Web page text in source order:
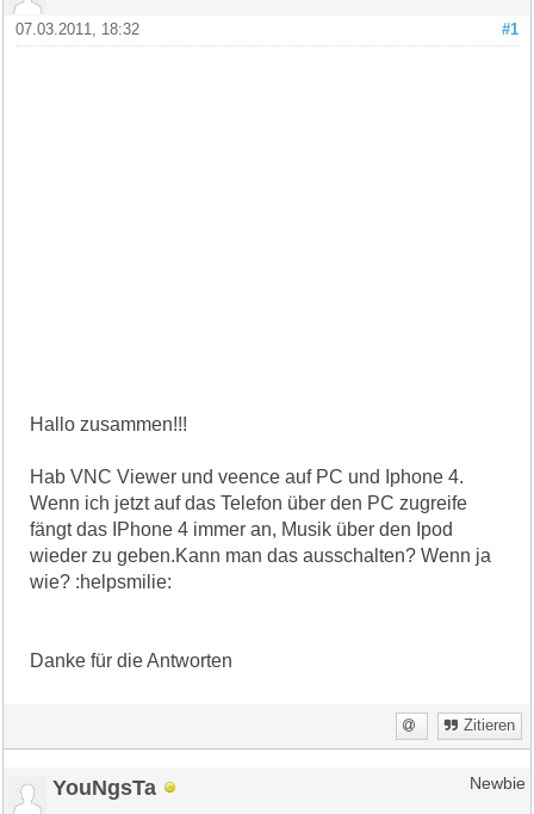
#1
07.03.2011, 18:32
Hallo zusammen!!!
Hab VNC Viewer und veence auf PC und Iphone 4.
Wenn ich jetzt auf das Telefon über den PC zugreife
fängt das IPhone 4 immer an, Musik über den Ipod
wieder zu geben.Kann man das ausschalten? Wenn ja
wie? :helpsmilie:
Danke für die Antworten
Zitieren
YouNgsTa Newbie